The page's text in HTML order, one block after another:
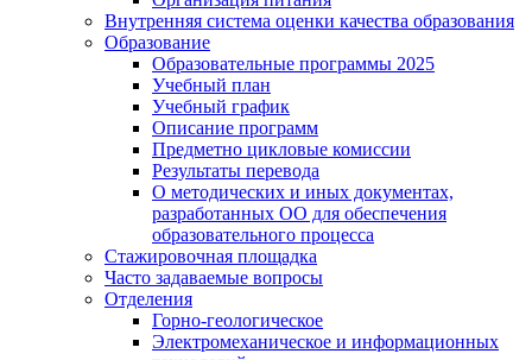
Внутренняя система оценки качества образования
Образование
Образовательные программы 2025
Учебный план
Учебный график
Описание программ
Предметно цикловые комиссии
Результаты перевода
О методических и иных документах,
разработанных ОО для обеспечения
образовательного процесса
Стажировочная площадка
Часто задаваемые вопросы
Отделения
Горно-геологическое
Электромеханическое и информационных